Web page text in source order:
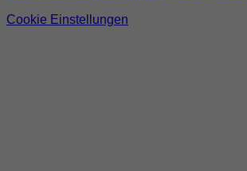
Cookie Einstellungen